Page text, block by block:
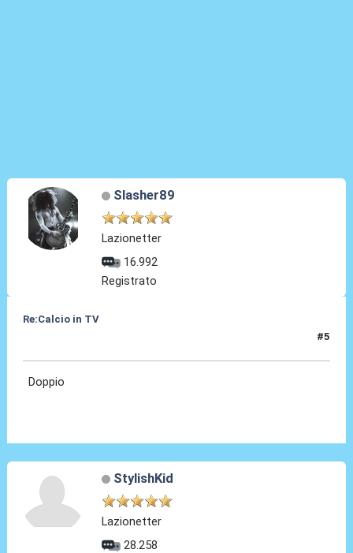
Slasher89
Lazionetter
16.992
Registrato
Re:Calcio in TV
#5
Doppio
StylishKid
Lazionetter
28.258